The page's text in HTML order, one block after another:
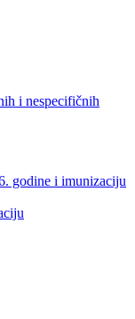
i nespecifičnih
godine i imunizaciju